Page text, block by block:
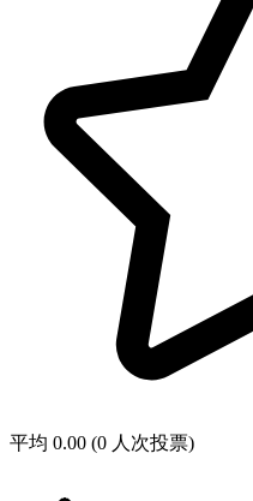
平均 0.00 (0 人次投票)